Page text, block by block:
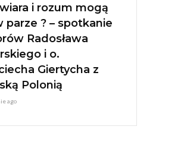
i rozum mogą
parze ? – spotkanie
Radosława
i o.
Giertycha z
Polonią
ago